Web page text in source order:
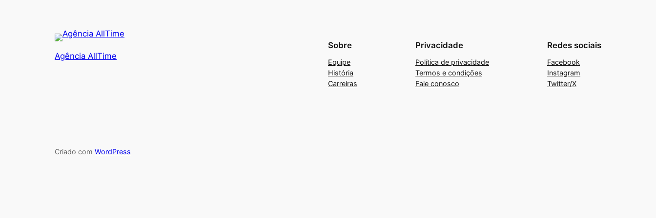
Agência AllTime
Sobre
Equipe
História
Carreiras
Privacidade
Política de privacidade
Termos e condições
Fale conosco
Redes sociais
Facebook
Instagram
Twitter/X
Criado com WordPress